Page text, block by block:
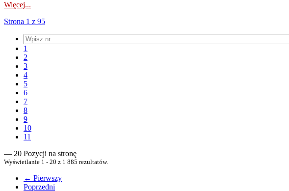
Więcej...
Strona 1 z 95
1
2
3
4
5
6
7
8
9
10
11
— 20 Pozycji na stronę
Wyświetlanie 1 - 20 z 1 885 rezultatów.
← Pierwszy
Poprzedni